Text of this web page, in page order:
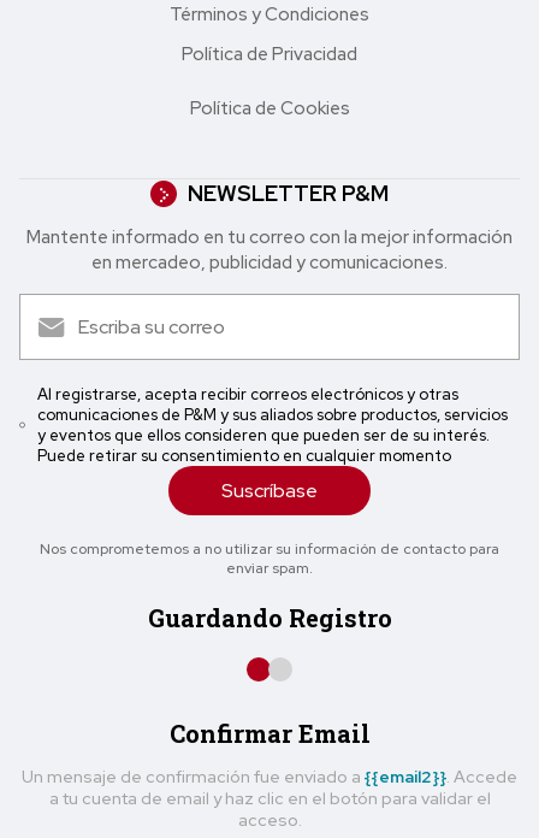
Términos y Condiciones
Política de Privacidad
Política de Cookies
NEWSLETTER P&M
Mantente informado en tu correo con la mejor in formación
en mercadeo, publicidad y comunicaciones.
Al registrarse, acepta recibir correos electrónicos y otras
comunicaciones de P&M y sus aliados sobre productos, servicios
y eventos que ellos consideren que pueden ser de su interés.
Puede retirar su consentimiento en cualquier momento
Suscríbase
Nos comprometemos a no utilizar su información de contacto para
enviar spam.
Guardando Registro
Confirmar Email
Un mensaje de confirmación fue enviado a {{email2}} . Accede
a tu cuenta de email y haz clic en el botón para validar el
acceso.